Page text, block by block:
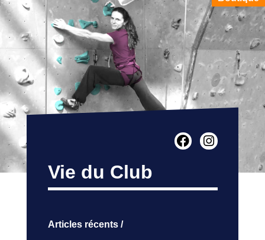
Vie du Club
Articles récents /